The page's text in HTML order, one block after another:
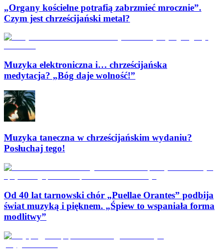
„Organy kościelne potrafią zabrzmieć mrocznie”.
Czym jest chrześcijański metal?
Muzyka elektroniczna i… chrześcijańska
medytacja? „Bóg daje wolność!”
Muzyka taneczna w chrześcijańskim wydaniu?
Posłuchaj tego!
Od 40 lat tarnowski chór „Puellae Orantes” podbija
świat muzyką i pięknem. „Śpiew to wspaniała forma
modlitwy”